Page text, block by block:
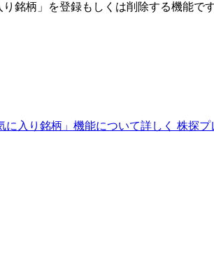
り銘柄」を登録もしくは削除する機能です
に入り銘柄」機能について詳しく 株探プ